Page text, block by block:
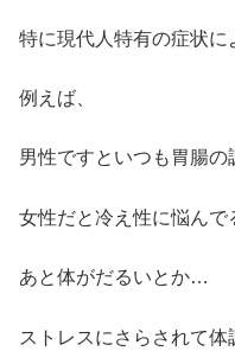
特に現代人特有の症状に
例えば、
男性ですといつも胃腸
女性だと冷え性に悩んで
あと体がだるいとか…
ストレスにさらされて